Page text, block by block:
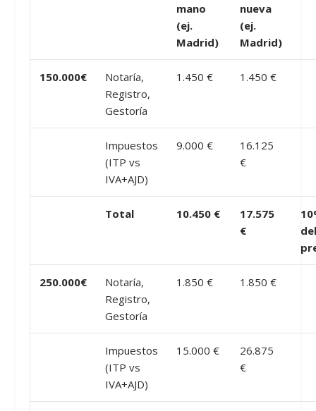
mano
(ej.
Madrid)
nueva
(ej.
Madrid)
150.000€
Notaría,
Registro,
Gestoría
1.450 € 1.450 €
Impuestos
(ITP vs
IVA+AJD)
9.000 €
16.125
€
Total 10.450 €
17.575
€
250.000€
Notaría,
Registro,
Gestoría
1.850 € 1.850 €
Impuestos
(ITP vs
IVA+AJD)
15.000 €
26.875
€